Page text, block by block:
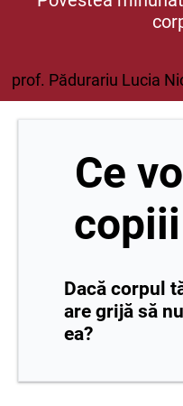
prof. Pădurariu Lucia
Ce
Dacă corpul
are grijă să
ea?